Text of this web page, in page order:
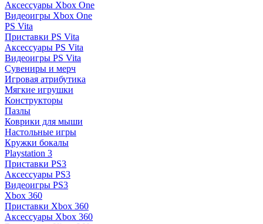
Аксессуары Xbox One
Видеоигры Xbox One
PS Vita
Приставки PS Vita
Аксессуары PS Vita
Видеоигры PS Vita
Сувениры и мерч
Игровая атрибутика
Мягкие игрушки
Конструкторы
Пазлы
Коврики для мыши
Настольные игры
Кружки бокалы
Playstation 3
Приставки PS3
Аксессуары PS3
Видеоигры PS3
Xbox 360
Приставки Xbox 360
Аксессуары Xbox 360